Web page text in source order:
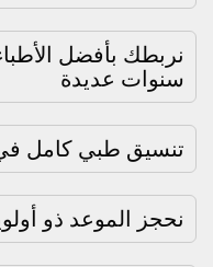
نربطك بأفضل
سنوات عديدة
تنسيق طبي كامل
نحجز الموعد ذو